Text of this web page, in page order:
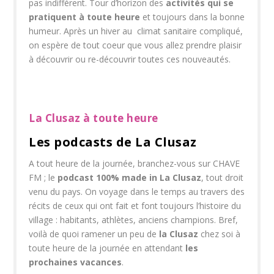
pas indifférent. Tour d’horizon des activités qui se
pratiquent à toute heure et toujours dans la bonne
humeur. Après un hiver au climat sanitaire compliqué,
on espère de tout coeur que vous allez prendre plaisir
à découvrir ou re-découvrir toutes ces nouveautés.
La Clusaz à toute heure
Les podcasts de La Clusaz
A tout heure de la journée, branchez-vous sur CHAVE
FM ; le podcast 100% made in La Clusaz, tout droit
venu du pays. On voyage dans le temps au travers des
récits de ceux qui ont fait et font toujours l’histoire du
village : habitants, athlètes, anciens champions. Bref,
voilà de quoi ramener un peu de la Clusaz chez soi à
toute heure de la journée en attendant les
prochaines vacances.